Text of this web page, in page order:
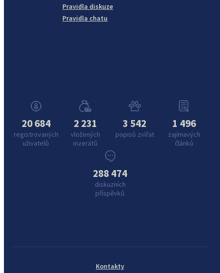
Pravidla diskuze
Pravidla chatu
20 684
registrovaných
uživatelů
2 231
vložených
inzerátů
3 542
popisů zvířat
1 496
zajímavých
článků
288 474
diskuzních
příspěvků
Kontakty